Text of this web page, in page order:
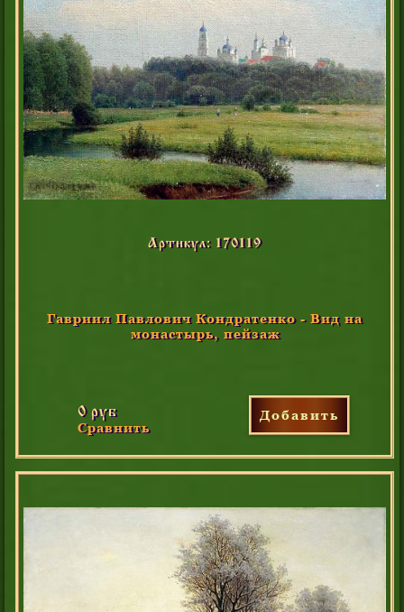
Артикул: 170119
Гавриил Павлович Кондратенко - Вид на
монастырь, пейзаж
0 руб
Сравнить
Добавить